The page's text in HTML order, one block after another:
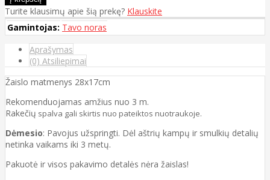
Turite klausimų apie šią prekę? Klauskite
Gamintojas: Tavo noras
Aprašymas
(0) Atsiliepimai
Žaislo matmenys 28x17cm
Rekomenduojamas amžius nuo 3 m.
Rakečių spalva gali skirtis nuo pateiktos nuotraukoje.
Dėmesio: Pavojus užspringti. Dėl aštrių kampų ir smulkių detalių
netinka vaikams iki 3 metų.
Pakuotė ir visos pakavimo detalės nėra žaislas!